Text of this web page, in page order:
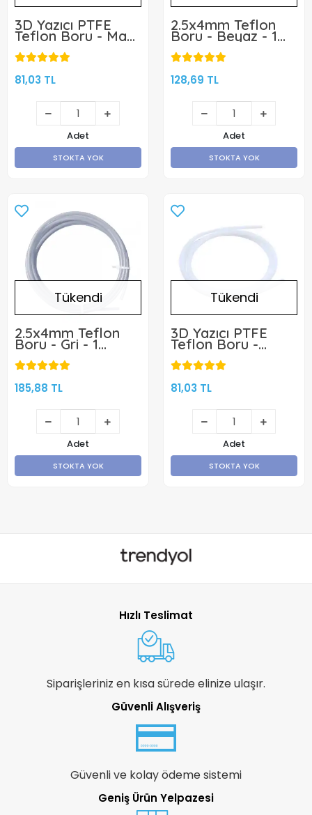
3D Yazıcı PTFE
Teflon Boru - Mavi
- 1 Metre
81,03 TL
Adet
STOKTA YOK
2.5x4mm Teflon
Boru - Beyaz - 1
Metre Bambu Lab
Uyumlu
128,69 TL
Adet
STOKTA YOK
Tükendi
2.5x4mm Teflon
Boru - Gri - 1
Metre Bambu Lab
Uyumlu
185,88 TL
Adet
STOKTA YOK
Tükendi
3D Yazıcı PTFE
Teflon Boru -
Beyaz - 1 Metre
81,03 TL
Adet
STOKTA YOK
Hızlı Teslimat
Siparişleriniz en kısa sürede elinize ulaşır.
Güvenli Alışveriş
Güvenli ve kolay ödeme sistemi
Geniş Ürün Yelpazesi